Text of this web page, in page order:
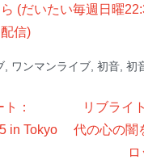
(だいたい毎週日曜
信)
ワンマンライブ 初音 初
：
in Tokyo
リブライ
代の心の闇